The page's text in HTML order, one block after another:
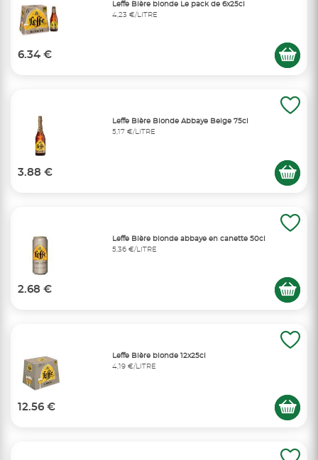
Leffe Bière blonde Le pack de 6x25cl
4,23 €/LITRE
6.34 €
Leffe Bière Blonde Abbaye Belge 75cl
5,17 €/LITRE
3.88 €
Leffe Bière blonde abbaye en canette 50cl
5,36 €/LITRE
2.68 €
Leffe Bière blonde 12x25cl
4,19 €/LITRE
12.56 €